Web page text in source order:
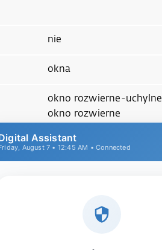
nie
okna
okno rozwierne-uchylne
okno rozwierne
materiał montażowy